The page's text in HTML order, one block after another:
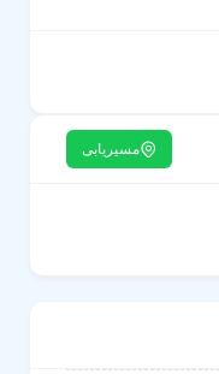
مسیریابی